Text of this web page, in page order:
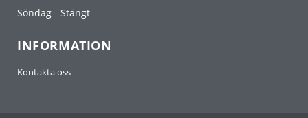
Söndag - Stängt
INFORMATION
Kontakta oss